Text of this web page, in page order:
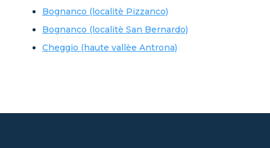
Bognanco (localitè Pizzanco)
Bognanco (localitè San Bernardo)
Cheggio (haute vallèe Antrona)